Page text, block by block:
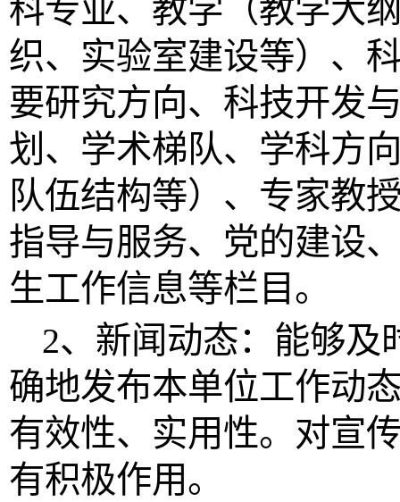
科专业、教学（教学大
织、实验室建设等）、
要研究方向、科技开发
划、学术梯队、学科方
队伍结构等）、专家教
指导与服务、党的建设
生工作信息等栏目。
2、新闻动态：能够及
确地发布本单位工作动
有效性、实用性。对宣
有积极作用。